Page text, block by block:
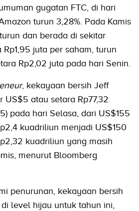
gugatan FTC, di hari
turun 3,28%. Pada Kamis
dan berada di sekitar
Rp1,95 juta per saham, turun
Rp2,02 juta pada hari Senin.
, kekayaan bersih Jeff
US$5 atau setara Rp77,32
pada hari Selasa, dari US$155
kuadriliun menjadi US$150
kuadriliun yang masih
menurut Bloomberg
penurunan, kekayaan bersih
level hijau untuk tahun ini,